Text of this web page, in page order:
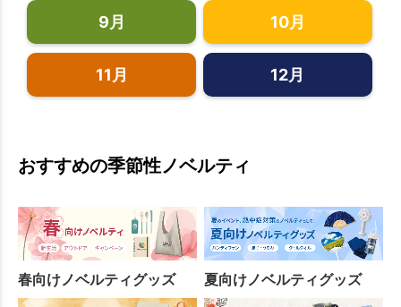
9月 10月
11月 12月
おすすめの季節性ノベルティ
春向けノベルティグッズ 夏向けノベルティグッズ